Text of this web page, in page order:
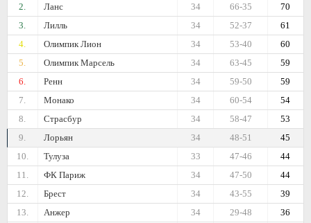
2.
Ланс 70
66-35
34
3.
Лилль 61
52-37
34
4.
Олимпик Лион 60
53-40
34
5.
Олимпик Марсель 59
63-45
34
6.
Ренн 59
59-50
34
7.
Монако 54
60-54
34
8.
Страсбур 53
58-47
34
9.
Лорьян 45
48-51
34
10.
Тулуза 44
47-46
33
11.
ФК Париж 44
47-50
34
12.
Брест 39
43-55
34
13.
Анжер 36
29-48
34